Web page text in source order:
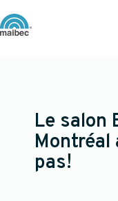
Le salon
Montréal
pas!